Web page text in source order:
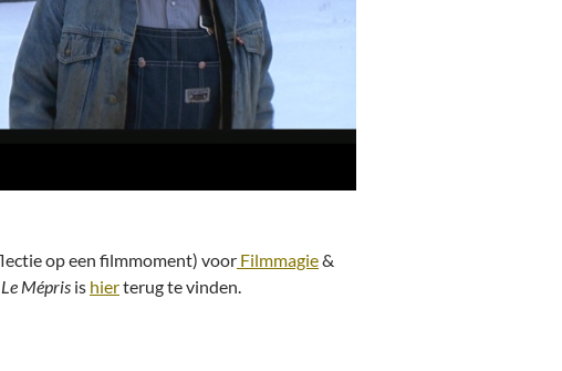
op een filmmoment) voor Filmmagie&
Le Mépris is hierterug te vinden.